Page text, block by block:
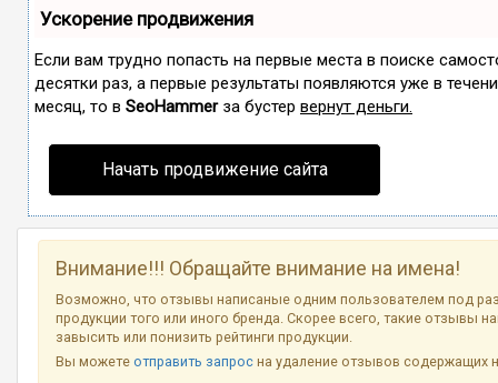
Ускорение продвижения
Если вам трудно попасть на первые места в поиске
десятки раз, а первые результаты появляются уже в
месяц, то в SeoHammerза бустер вернут деньги.
Начать продвижение сайта
Внимание!!! Обращайте внимание на имена!
Возможно, что отзывы написаные одним пользователем под
продукции того или иного бренда. Скорее всего, такие отзывы
завысить или понизить рейтинги продукции.
Вы можетеотправить запрос на удаление отзывов